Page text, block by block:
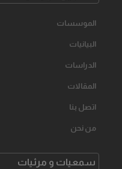
الموسسات
البیانیات
الدراسات
المقالات
اتصل بنا
من نحن
سمعیات و مرئیات